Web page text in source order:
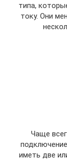
типа,
току. Они
Чаще
иметь две